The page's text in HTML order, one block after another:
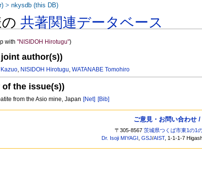
の共著関連データベース
with"NISIDOH Hirotugu")
joint author(s))
Kazuo, NISIDOH Hirotugu,WATANABE Tomohiro
of the issue(s))
from the Asio mine, Japan [Net] [Bib]
>nkysdb (this DB)
ご意見・お問い合わせ
〒305-8567茨城県つくば市東1の1
Dr. Isoji MIYAGI ,GSJ/AIST, 1-1-1-7